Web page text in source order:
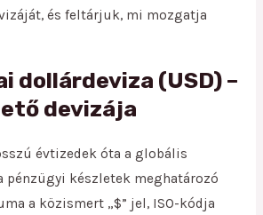
és feltárjuk, mi mozgatja
dollárdeviza (USD) –
devizája
évtizedek óta a globális
pénzügyi készletek meghatározó
a közismert „$” jel, ISO-kódja